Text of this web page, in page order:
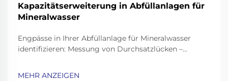
Kapazitätserweiterung in Abfüllanlagen für
Mineralwasser
Engpässe in Ihrer Abfüllanlage für Mineralwasser
identifizieren: Messung von Durchsatzlücken –
MEHR ANZEIGEN